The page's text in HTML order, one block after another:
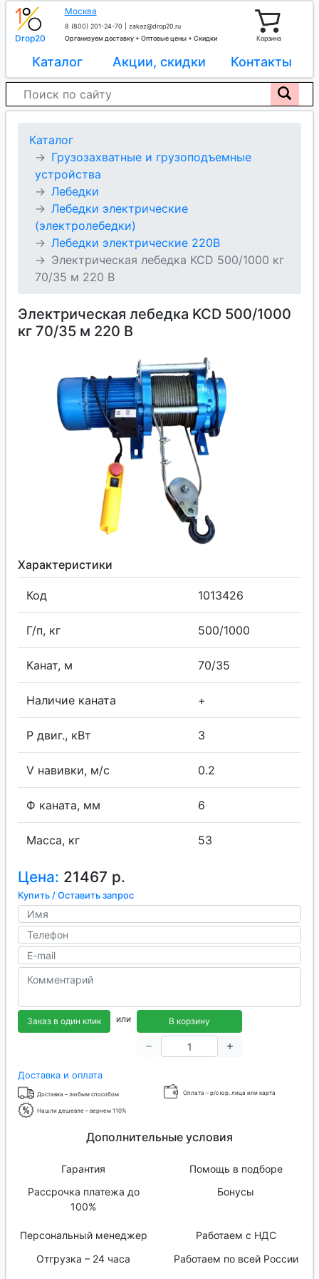
Drop20
Москва
8 (800) 201-24-70
zakaz@drop20.ru
Организуем доставку + Оптовые цены + Скидки
Корзина
Каталог Акции, скидки Контакты
Каталог
Грузозахватные и грузоподъемные
устройства
Лебедки
Лебедки электрические
(электролебедки)
Лебедки электрические 220В
Электрическая лебедка KCD 500/1000 кг
70/35 м 220 В
Электрическая лебедка KCD 500/1000
кг 70/35 м 220 В
Характеристики
Код 1013426
Г/п, кг 500/1000
Канат, м 70/35
Наличие каната +
P двиг., кВт 3
V навивки, м/с 0.2
Ф каната, мм 6
Масса, кг 53
Цена: 21467 р.
Купить / Оставить запрос
Заказ в один клик или В корзину
Доставка и оплата
Доставка – любым способом Оплата – р/с юр. лица или карта
Нашли дешевле – вернем 110%
Дополнительные условия
Гарантия
Помощь в подборе
Рассрочка платежа до
100%
Бонусы
Персональный менеджер
Работаем с НДС
Отгрузка – 24 часа
Работаем по всей России